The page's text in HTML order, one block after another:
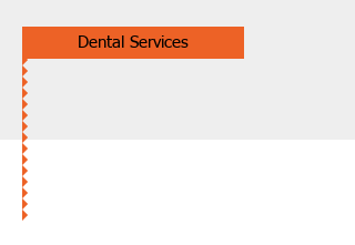
Dental Services